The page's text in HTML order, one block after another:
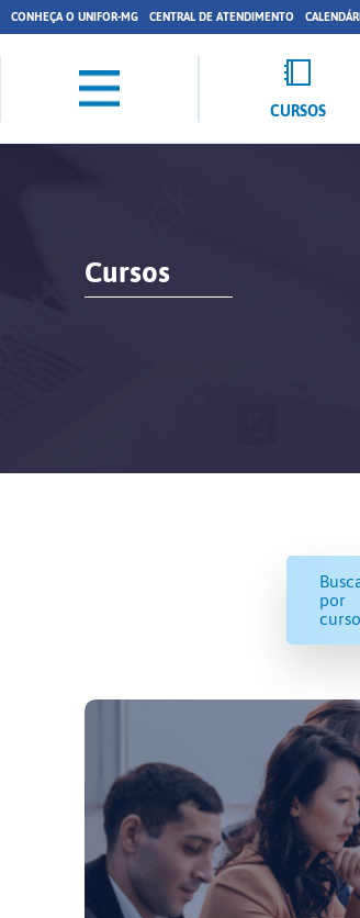
CONHEÇA O UNIFOR-MG CENTRAL DE ATENDIMENTO
CURSOS
Cursos
por